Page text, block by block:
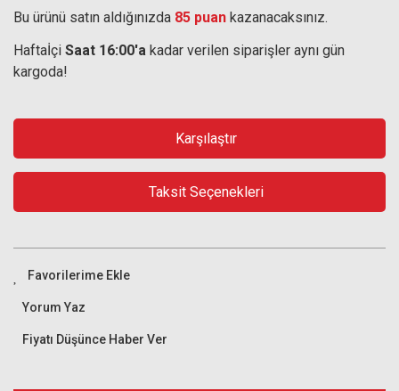
Bu ürünü satın aldığınızda 85 puan kazanacaksınız.
Haftaİçi Saat 16:00'a kadar verilen siparişler aynı gün
kargoda!
Karşılaştır
Taksit Seçenekleri
Yorum Yaz
Fiyatı Düşünce Haber Ver